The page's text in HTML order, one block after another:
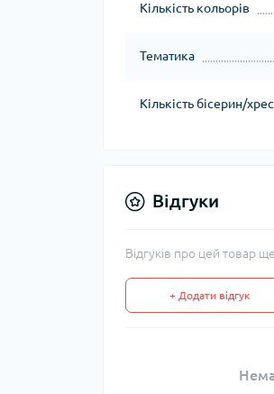
Кількість кольорів
Тематика
Кількість бісерин/
Відгуки
Відгуків про цей товар
+ Додати відгук